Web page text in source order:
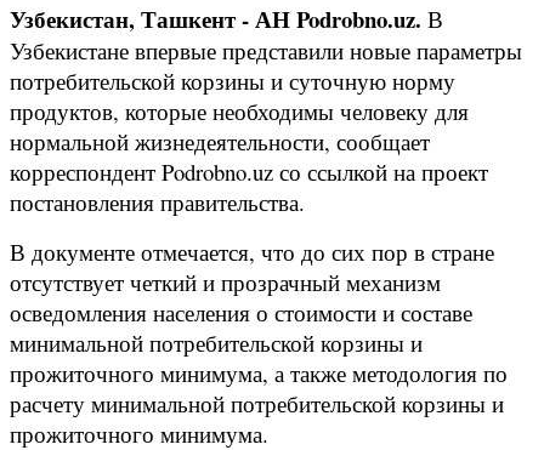
Узбекистан, Ташкент - АН Podrobno.uz. В
Узбекистане впервые представили новые параметры
потребительской корзины и суточную норму
продуктов, которые необходимы человеку для
нормальной жизнедеятельности, сообщает
корреспондент Podrobno.uz со ссылкой на проект
постановления правительства.
В документе отмечается, что до сих пор в стране
отсутствует четкий и прозрачный механизм
осведомления населения о стоимости и составе
минимальной потребительской корзины и
прожиточного минимума, а также методология по
расчету минимальной потребительской корзины и
прожиточного минимума.